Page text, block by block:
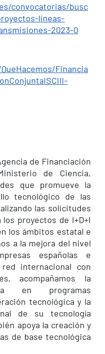
convocatorias/busc
lineas-
2023-0
Financia
de Financiación
de Ciencia,
que promueve la
tecnológico de las
las solicitudes
proyectos de I+D+I
los ámbitos estatal e
a la mejora del nivel
españolas e
internacional con
acompañamos la
en programas
tecnológica y la
de su tecnología
apoya la creación y
de base tecnológica